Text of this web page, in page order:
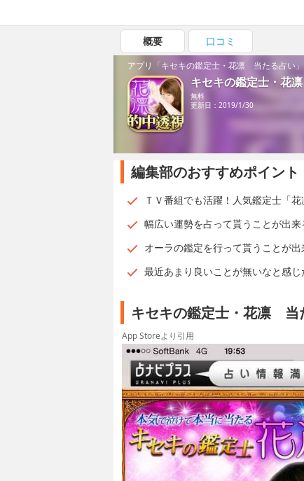
概要 口コミ
アプリ「キセキの鑑定士・花凛 当たる占い」
キセキの鑑定士・花
無料
更新日：2019/1/30
編集部のおすすめポイント
ＴＶ番組でも活躍！人気鑑定士「
幅広い運勢を占って貰うことが出来
オーラの鑑定を行って貰うことが出
最近あまり良いことが無いなと感
キセキの鑑定士・花凛 当
App Storeより引用